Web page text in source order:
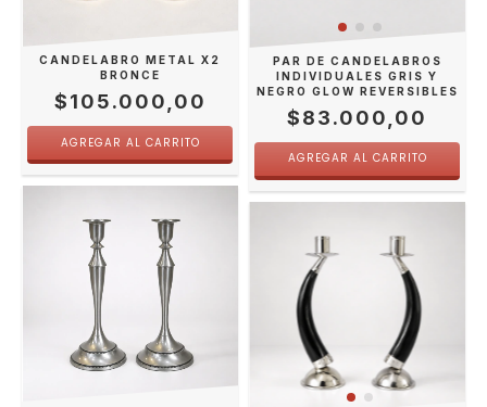
CANDELABRO METAL X2
BRONCE
$105.000,00
PAR DE CANDELABROS
INDIVIDUALES GRIS Y
NEGRO GLOW REVERSIBLES
$83.000,00